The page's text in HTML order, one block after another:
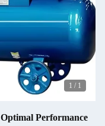
1 / 1
Performance